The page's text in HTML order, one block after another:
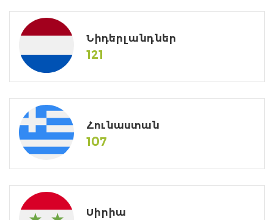
Նիդերլանդներ
121
Հունաստան
107
Սիրիա